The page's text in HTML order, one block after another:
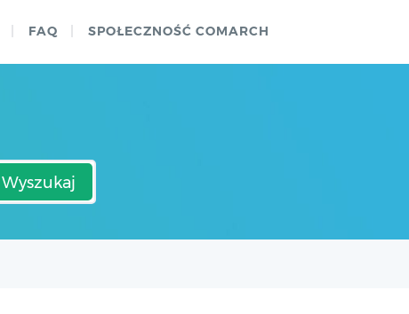
FAQ SPOŁECZNOŚĆ COMARCH
Wyszukaj